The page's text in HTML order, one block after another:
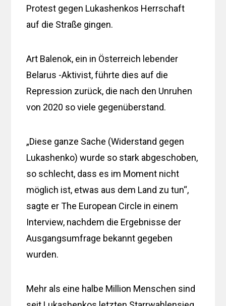
Protest gegen Lukashenkos Herrschaft
auf die Straße gingen.
Art Balenok, ein in Österreich lebender
Belarus -Aktivist, führte dies auf die
Repression zurück, die nach den Unruhen
von 2020 so viele gegenüberstand.
„Diese ganze Sache (Widerstand gegen
Lukashenko) wurde so stark abgeschoben,
so schlecht, dass es im Moment nicht
möglich ist, etwas aus dem Land zu tun“,
sagte er The European Circle in einem
Interview, nachdem die Ergebnisse der
Ausgangsumfrage bekannt gegeben
wurden.
Mehr als eine halbe Million Menschen sind